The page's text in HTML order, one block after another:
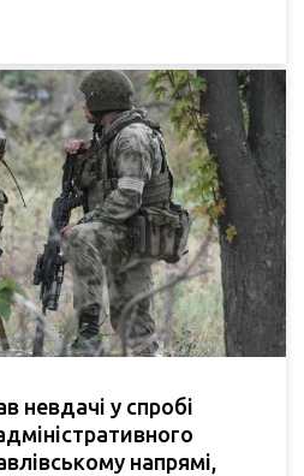
невдачі у спробі
напрямі,